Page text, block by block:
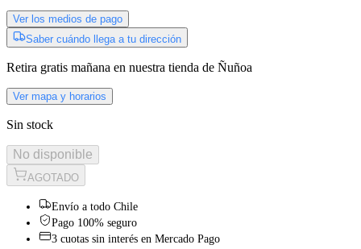
Ver los medios de pago
Saber cuándo llega a tu dirección
Retira gratis mañana en nuestra tienda de Ñuñoa
Ver mapa y horarios
Sin stock
No disponible
AGOTADO
Envío a todo Chile
Pago 100% seguro
3 cuotas sin interés en Mercado Pago